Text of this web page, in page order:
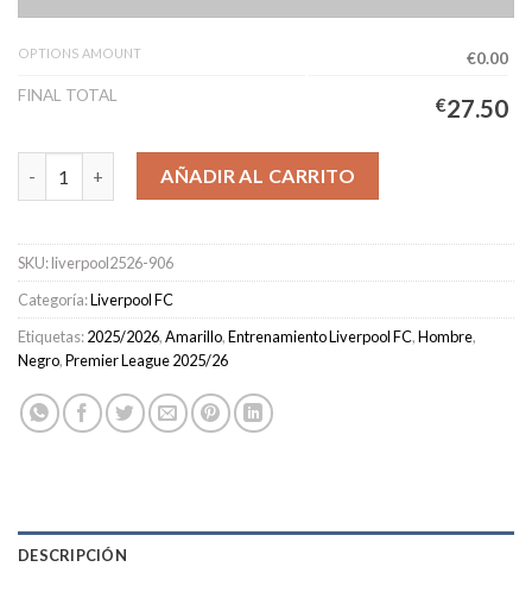
OPTIONS AMOUNT
€0.00
FINAL TOTAL
€27.50
Camiseta Liverpool LFSTLR Hombre 2025/2026 cantidad
AÑADIR AL CARRITO
SKU:liverpool2526-906
Categoría:Liverpool FC
Etiquetas:2025/2026,Amarillo,Entrenamiento Liverpool FC,Hombre,
Negro,Premier League 2025/26
DESCRIPCIÓN